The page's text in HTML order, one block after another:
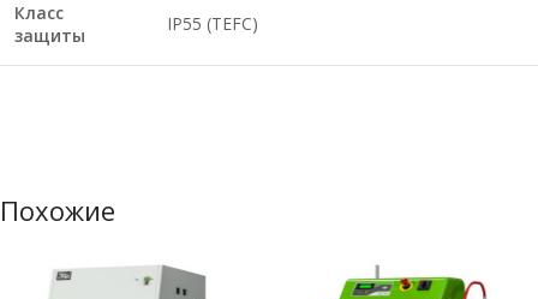
Класс
защиты
IP55 (TEFC)
Похожие